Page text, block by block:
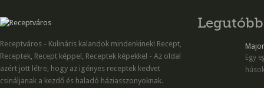
Receptváros - Kulináris kalandok mindenkinek! Recept,
Receptek, Recept képpel, Receptek képekkel - Az oldal
azért jött létre, hogy az igényes receptek kedvet
csináljanak a kezdő és haladó háziasszonyoknak.
Egy